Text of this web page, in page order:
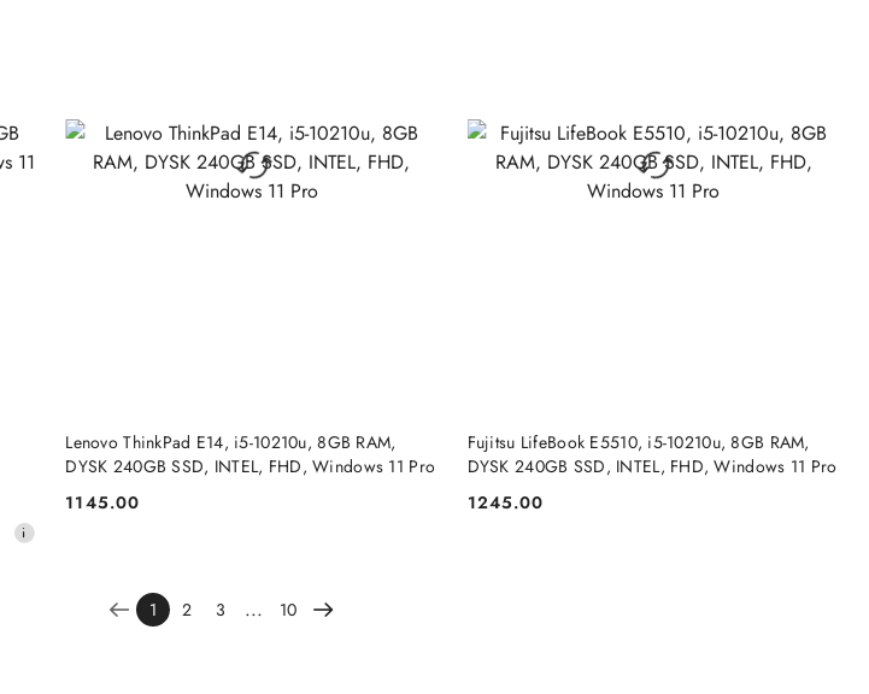
Lenovo ThinkPad E14, i5-10210u, 8GB RAM,
DYSK 240GB SSD, INTEL, FHD, Windows 11 Pro
Cena:
1145.00
DO KOSZYKA
Fujitsu LifeBook E5510, i5-10210u, 8GB RAM,
DYSK 240GB SSD, INTEL, FHD, Windows 11 Pro
Cena:
1245.00
DO KOSZYKA
1 2 3 ... 10